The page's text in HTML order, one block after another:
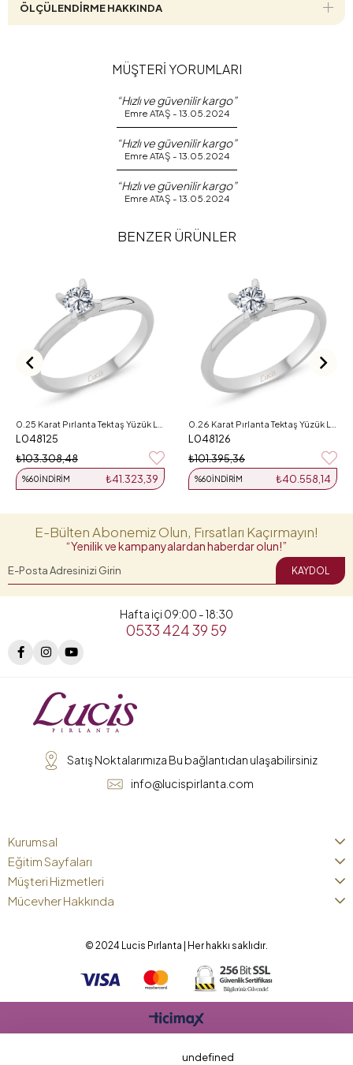
ÖLÇÜLENDİRME HAKKINDA
MÜŞTERİ YORUMLARI
“Hızlı ve güvenilir kargo”
Emre ATAŞ - 13.05.2024
“Hızlı ve güvenilir kargo”
Emre ATAŞ - 13.05.2024
“Hızlı ve güvenilir kargo”
Emre ATAŞ - 13.05.2024
BENZER ÜRÜNLER
L048125
₺41.323,39
%60İNDIRIM
₺103.308,48
L048126
₺40.558,14
%60İNDIRIM
₺101.395,36
E-Bülten Abonemiz Olun, Fırsatları Kaçırmayın!
“Yenilik ve kampanyalardan haberdar olun!”
KAYDOL
Hafta içi 09:00 - 18:30
0533 424 39 59
Satış Noktalarımıza Bu bağlantıdan ulaşabilirsiniz
info@lucispirlanta.com
Kurumsal
Eğitim Sayfaları
Müşteri Hizmetleri
Mücevher Hakkında
© 2024 Lucis Pırlanta | Her hakkı saklıdır.
undefined